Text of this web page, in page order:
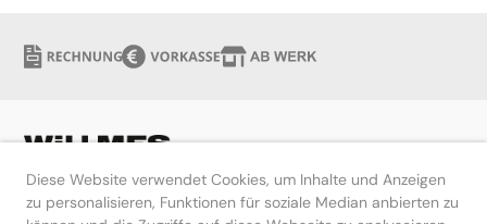
Diese Website verwendet Cookies, um Inhalte und Anzeigen
zu personalisieren, Funktionen für soziale Median anbierten zu